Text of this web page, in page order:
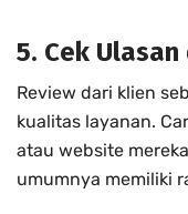
5. Cek
Review dari klien
kualitas layanan.
atau website
umumnya memiliki